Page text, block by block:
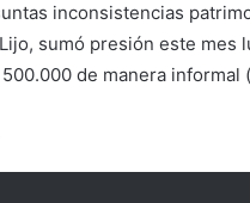
inconsistencias
sumó presión este
de manera informal